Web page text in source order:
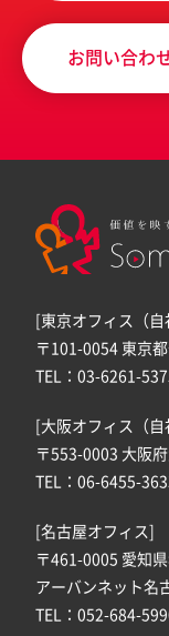
お問い合わ
[東京オフィス（
〒101-0054 東京
TEL：03-6261-
[大阪オフィス（
〒553-0003 大阪
TEL：06-6455-
[名古屋オフィス]
〒461-0005 愛知
アーバンネット名
TEL：052-684-